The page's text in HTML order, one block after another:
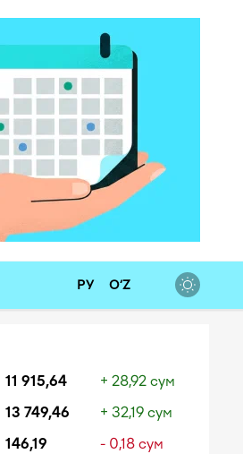
РУ O‘Z
11 915,64
+ 28,92 сум
13 749,46
+ 32,19 сум
146,19 - 0,18 сум